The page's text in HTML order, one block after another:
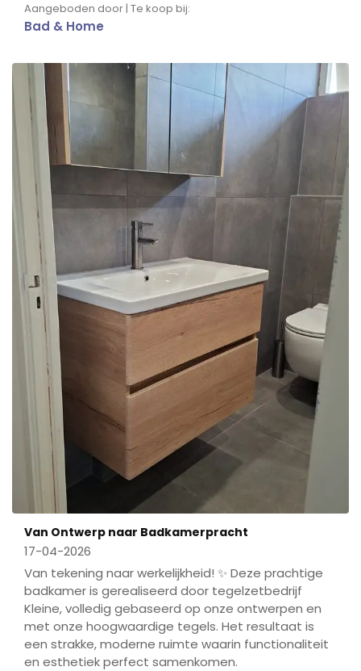
Aangeboden door | Te koop bij:
Bad & Home
Van Ontwerp naar Badkamerpracht
17-04-2026
Van tekening naar werkelijkheid! ✨ Deze prachtige
badkamer is gerealiseerd door tegelzetbedrijf
Kleine, volledig gebaseerd op onze ontwerpen en
met onze hoogwaardige tegels. Het resultaat is
een strakke, moderne ruimte waarin functionaliteit
en esthetiek perfect samenkomen.